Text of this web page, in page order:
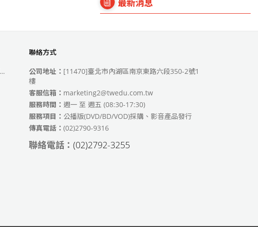
最新消息
(349)
聯絡方式
公司地址： [11470]臺北市內湖區南京東路六段350-2號1
樓
客服信箱： marketing2@twedu.com.tw
服務時間： 週一 至 週五 (08:30-17:30)
服務項目： 公播版(DVD/BD/VOD)採購、影音產品發行
傳真電話： (02)2790-9316
聯絡電話： (02)2792-3255